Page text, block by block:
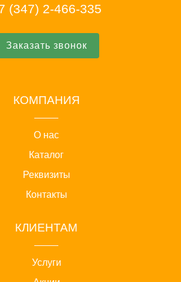
(347) 2-466-335
Заказать звонок
КОМПАНИЯ
О нас
Каталог
Реквизиты
Контакты
КЛИЕНТАМ
Услуги